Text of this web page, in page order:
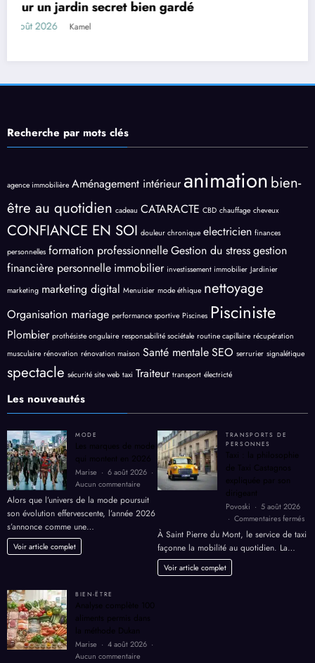
étapes clés indispensables
3 août 2026
Recherche par mots clés
agence immobilière Aménagement intérieur animation bien-
être au quotidien cadeau CATARACTE CBD chauffage cheveux
CONFIANCE EN SOI douleur chronique electricien finances
personnelles formation professionnelleGestion du stressgestion
financière personnelle immobilier investissement immobilier Jardinier
marketing marketing digital Menuisier mode éthique nettoyage
Organisation mariage performance sportive Piscines Pisciniste
Plombier prothésiste ongulaire responsabilité sociétale routine capillaire récupération
musculaire rénovation rénovation maison Santé mentaleSEO serrurier signalétique
spectacle sécurité site web taxi Traiteur transport électricté
Les nouveautés
MODE
Les marques de mode
qui montent en 2026
Marise
6 août 2026
Aucun commentaire
Les
marques
montent
Alors que l’univers de la mode poursuit
son évolution effervescente, l’année 2026
s’annonce comme une…
Voir article complet
TRANSPORTS DE
PERSONNES
Taxi : la philosophie
de Taxi Castagnos
expliquée par son
dirigeant
Povoski
5 août 2026
Commentaires ferméssur
Taxi
À Saint Pierre du Mont, le service de taxi
façonne la mobilité au quotidien. La…
Voir article complet
BIEN-ËTRE
Analyse complète 100
aliments permis dans
la méthode Dukan
Marise
4 août 2026
Aucun commentaire